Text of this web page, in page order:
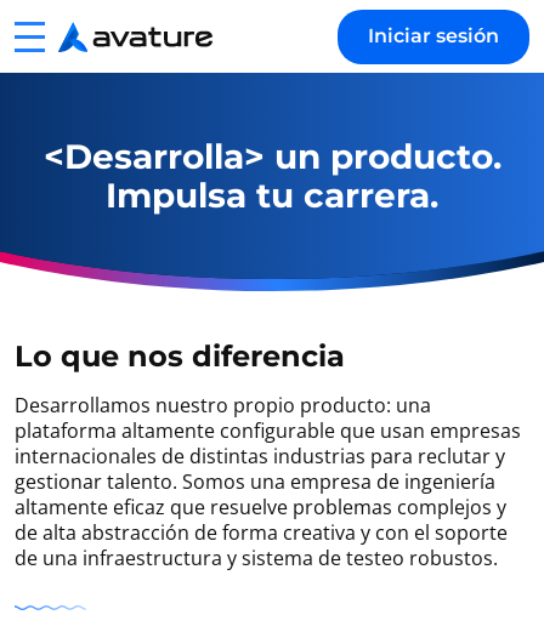
Iniciar sesión
<Desarrolla> un producto.
Impulsa tu carrera.
Lo que nos diferencia
Desarrollamos nuestro propio producto: una
plataforma altamente configurable que usan empresas
internacionales de distintas industrias para reclutar y
gestionar talento. Somos una empresa de ingeniería
altamente eficaz que resuelve problemas complejos y
de alta abstracción de forma creativa y con el soporte
de una infraestructura y sistema de testeo robustos.